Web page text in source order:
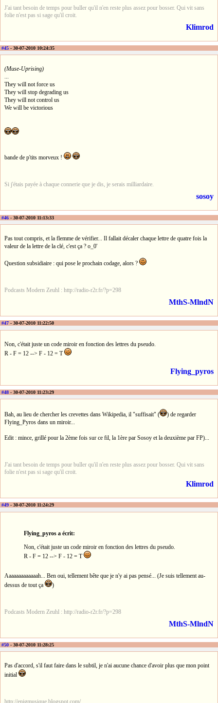
J'ai tant besoin de temps pour buller qu'il n'en reste plus assez pour bosser. Qui vit sans
folie n'est pas si sage qu'il croit.
Klimrod
#45 - 30-07-2010 10:24:35
(Muse-Uprising)
...
They will not force us
They will stop degrading us
They will not control us
We will be victorious
bande de p'tits morveux !
Si j'étais payée à chaque connerie que je dis, je serais milliardaire.
sosoy
#46 - 30-07-2010 11:13:33
Pas tout compris, et la flemme de vérifier... Il fallait décaler chaque lettre de quatre fois la
valeur de la lettre de la clé, c'est ça ? o_0'
Question subsidiaire : qui pose le prochain codage, alors ?
Podcasts Modern Zeuhl : http://radio-r2r.fr/?p=298
MthS-MlndN
#47 - 30-07-2010 11:22:50
Non, c'était juste un code miroir en fonction des lettres du pseudo.
R - F = 12 --> F - 12 = T
Flying_pyros
#48 - 30-07-2010 11:23:29
Bah, au lieu de chercher les crevettes dans Wikipedia, il "suffisait" (
) de regarder
Flying_Pyros dans un miroir...
Edit : mince, grillé pour la 2ème fois sur ce fil, la 1ère par Sosoy et la deuxième par FP)...
J'ai tant besoin de temps pour buller qu'il n'en reste plus assez pour bosser. Qui vit sans
folie n'est pas si sage qu'il croit.
Klimrod
#49 - 30-07-2010 11:24:29
Flying_pyros a écrit:
Non, c'était juste un code miroir en fonction des lettres du pseudo.
R - F = 12 --> F - 12 = T
Aaaaaaaaaaaaah... Ben oui, tellement bête que je n'y ai pas pensé... (Je suis tellement au-
dessus de tout ça
)
Podcasts Modern Zeuhl : http://radio-r2r.fr/?p=298
MthS-MlndN
#50 - 30-07-2010 11:28:25
Pas d'accord, s'il faut faire dans le subtil, je n'ai aucune chance d'avoir plus que mon point
initial